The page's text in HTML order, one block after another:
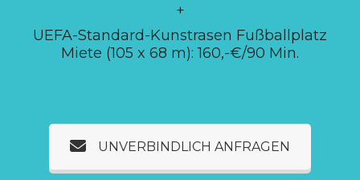
+
UEFA-Standard-Kunstrasen Fußballplatz
Miete (105 x 68 m): 160,-€/90 Min.
UNVERBINDLICH ANFRAGEN